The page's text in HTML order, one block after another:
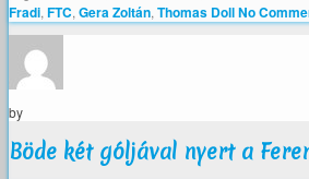
Fradi, FTC, Gera Zoltán, Thomas DollNo
by
Böde két góljával nyert a